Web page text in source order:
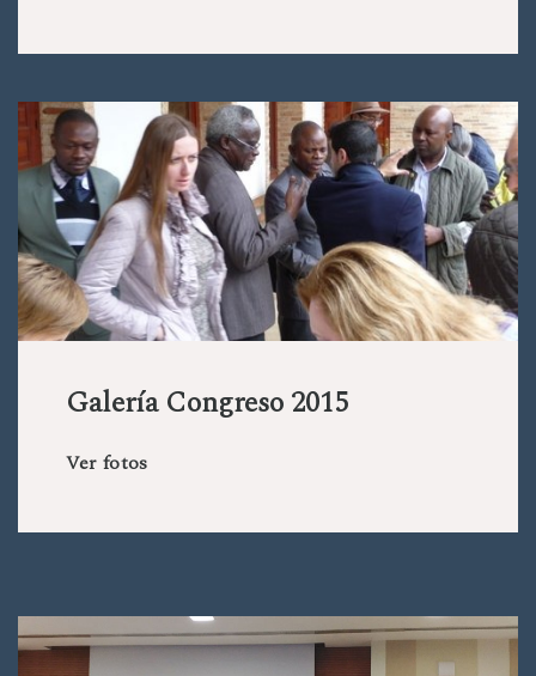
Galería Congreso 2015
Ver fotos